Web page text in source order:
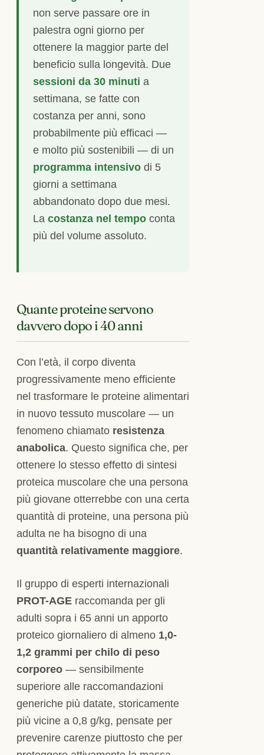
non serve passare ore in
palestra ogni giorno per
ottenere la maggior parte del
beneficio sulla longevità. Due
sessioni da 30 minuti a
settimana, se fatte con
costanza per anni, sono
probabilmente più efficaci —
e molto più sostenibili — di un
programma intensivo di 5
giorni a settimana
abbandonato dopo due mesi.
La costanza nel tempo conta
più del volume assoluto.
Quante proteine servono
davvero dopo i 40 anni
Con l’età, il corpo diventa
progressivamente meno efficiente
nel trasformare le proteine alimentari
in nuovo tessuto muscolare — un
fenomeno chiamato resistenza
anabolica. Questo significa che, per
ottenere lo stesso effetto di sintesi
proteica muscolare che una persona
più giovane otterrebbe con una certa
quantità di proteine, una persona più
adulta ne ha bisogno di una
quantità relativamente maggiore.
Il gruppo di esperti internazionali
PROT-AGE raccomanda per gli
adulti sopra i 65 anni un apporto
proteico giornaliero di almeno 1,0-
1,2 grammi per chilo di peso
corporeo — sensibilmente
superiore alle raccomandazioni
generiche più datate, storicamente
più vicine a 0,8 g/kg, pensate per
prevenire carenze piuttosto che per